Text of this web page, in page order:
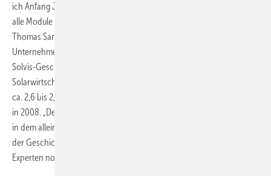
ich Anfang Juli wieder in die Firma kam, waren unsere Lager leer und
alle Module verkauft. So etwas habe ich noch nicht erlebt“, beschreibt
Thomas Sanders von der Gehrlicher Solar AG die Situa­tion seines
Unternehmens zur Jahresmitte. Insgesamt erwartet Helmut Jäger,
Solvis-Geschäftsführer und 2. Vorsitzender des Bundesverband
Solarwirtschaft (BSW), für 2009 ein Marktwachstum von einem GW auf
ca. 2,6 bis 2,8 GW in 2009 – nach 1,6 GW neu verbauter Solaranlagen
in 2008. „Der Markt ist im Sommer stark angewachsen. Das 3. Quartal,
in dem alleine 900 MW verbaut wurden, war damit das beste Quartal
der Geschichte. Insgesamt ist damit weit mehr verbaut worden, als
Experten noch Anfang des Jahres erwartet haben“, so Jäger.